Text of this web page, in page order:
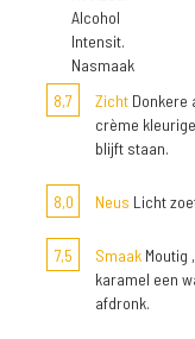
Alcohol
Intensit.
Nasmaak
8,7
Zicht Donkere
crème
blijft staan.
8,0 Neus Licht
7,5 Smaak Moutig
karamel een
afdronk.